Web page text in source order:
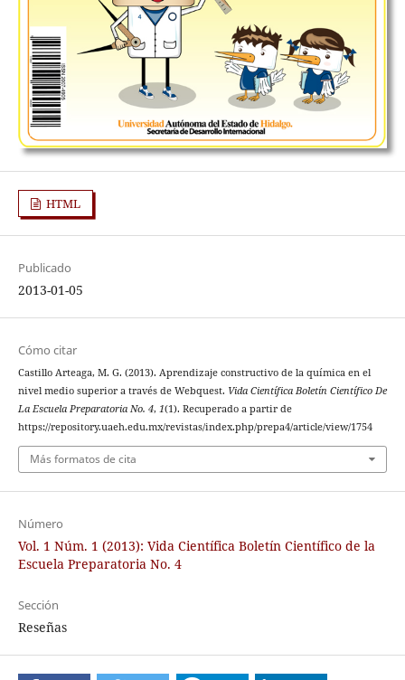
HTML
Publicado
2013-01-05
Cómo citar
Castillo Arteaga, M. G. (2013). Aprendizaje constructivo de la química en el
nivel medio superior a través de Webquest. Vida Científica Boletín Científico De
La Escuela Preparatoria No. 4, 1(1). Recuperado a partir de
https://repository.uaeh.edu.mx/revistas/index.php/prepa4/article/view/1754
Más formatos de cita
Número
Vol. 1 Núm. 1 (2013): Vida Científica Boletín Científico de la
Escuela Preparatoria No. 4
Sección
Reseñas